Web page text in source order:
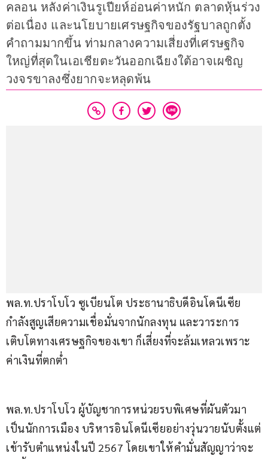
คลอน หลังค่าเงินรูเปียห์อ่อนค่าหนัก ตลาดหุ้นร่วง
ต่อเนื่อง และนโยบายเศรษฐกิจของรัฐบาลถูกตั้ง
คำถามมากขึ้น ท่ามกลางความเสี่ยงที่เศรษฐกิจ
ใหญ่ที่สุดในเอเชียตะวันออกเฉียงใต้อาจเผชิญ
วงจรขาลงซึ่งยากจะหลุดพ้น
พล.ท.ปราโบโว ซูเบียนโต ประธานาธิบดีอินโดนีเซีย
กำลังสูญเสียความเชื่อมั่นจากนักลงทุน และวาระการ
เติบโตทางเศรษฐกิจของเขา ก็เสี่ยงที่จะล้มเหลวเพราะ
ค่าเงินที่ตกต่ำ
พล.ท.ปราโบโว ผู้บัญชาการหน่วยรบพิเศษที่ผันตัวมา
เป็นนักการเมือง บริหารอินโดนีเซียอย่างวุ่นวายนับตั้งแต่
เข้ารับตำแหน่งในปี 2567 โดยเขาให้คำมั่นสัญญาว่าจะ